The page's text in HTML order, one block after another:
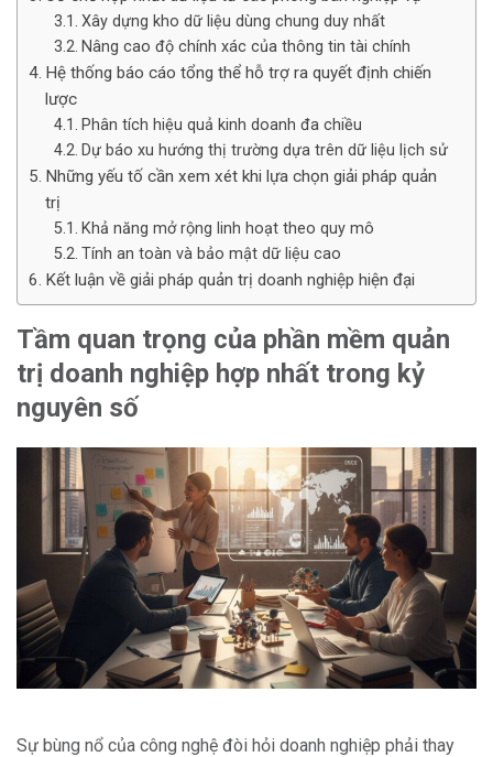
Xây dựng kho dữ liệu dùng chung duy nhất
Nâng cao độ chính xác của thông tin tài chính
Hệ thống báo cáo tổng thể hỗ trợ ra quyết định chiến
lược
Phân tích hiệu quả kinh doanh đa chiều
Dự báo xu hướng thị trường dựa trên dữ liệu lịch sử
Những yếu tố cần xem xét khi lựa chọn giải pháp quản
trị
Khả năng mở rộng linh hoạt theo quy mô
Tính an toàn và bảo mật dữ liệu cao
Kết luận về giải pháp quản trị doanh nghiệp hiện đại
Tầm quan trọng của phần mềm quản
trị doanh nghiệp hợp nhất trong kỷ
nguyên số
Sự bùng nổ của công nghệ đòi hỏi doanh nghiệp phải thay